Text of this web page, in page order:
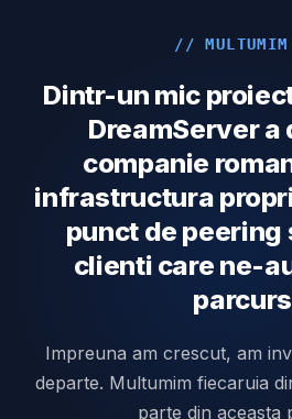
//
Dintr-un mic
DreamServer a
companie
infrastructura
punct de peering
clienti care ne-
Impreuna am crescut, am
departe. Multumim fiecaruia
parte din aceasta